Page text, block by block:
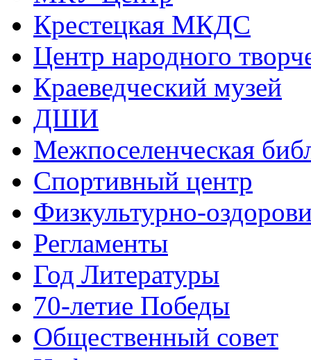
Крестецкая МКДС
Центр народного
Краеведческий музей
ДШИ
Межпоселенческая
Спортивный центр
Физкультурно-
Регламенты
Год Литературы
70-летие Победы
Общественный совет